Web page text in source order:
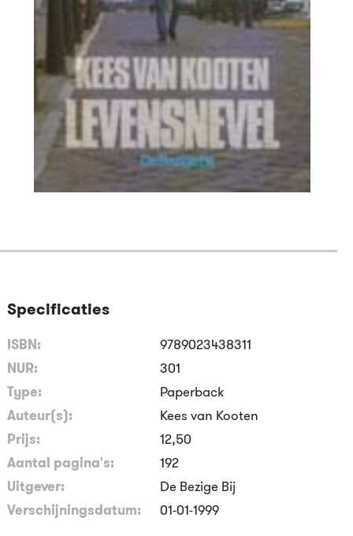
Specificaties
ISBN:
9789023438311
NUR:
301
Type:
Paperback
Auteur(s):
Kees van Kooten
Prijs:
12,50
Aantal pagina's:
192
Uitgever:
De Bezige Bij
Verschijningsdatum:
01-01-1999